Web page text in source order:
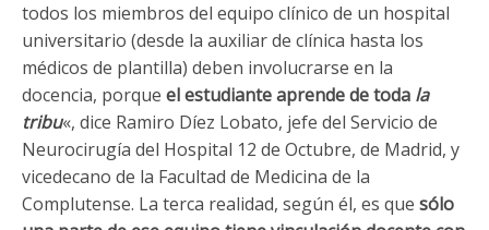
todos los miembros del equipo clínico de un hospital
universitario (desde la auxiliar de clínica hasta los
médicos de plantilla) deben involucrarse en la
docencia, porque el estudiante aprende de toda la
tribu«, dice Ramiro Díez Lobato, jefe del Servicio de
Neurocirugía del Hospital 12 de Octubre, de Madrid, y
vicedecano de la Facultad de Medicina de la
Complutense. La terca realidad, según él, es que sólo